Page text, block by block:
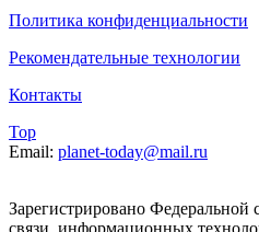
Политика конфиденциальности
Рекомендательные технологии
Контакты
Top
Email: planet-today@mail.ru
Зарегистрировано Федеральной
связи, информационных